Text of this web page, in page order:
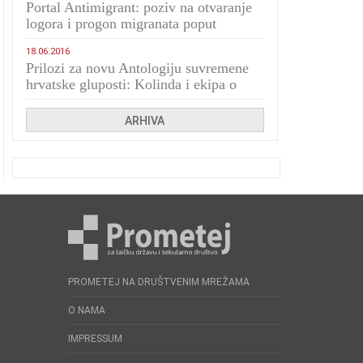
Portal Antimigrant: poziv na otvaranje
logora i progon migranata poput
18.06.2016
Prilozi za novu Antologiju suvremene
hrvatske gluposti: Kolinda i ekipa o
ARHIVA
PROMETEJ NA DRUŠTVENIM MREŽAMA
O NAMA
IMPRESSUM